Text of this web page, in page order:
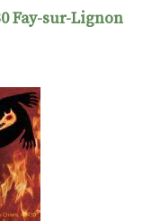
YOUTUBE
Fay-sur-Lignon